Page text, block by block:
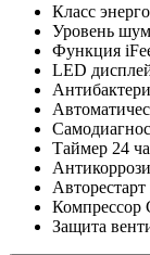
Класс
Уровень
Функция
LED
Таймер 24
Компрессор
Защита